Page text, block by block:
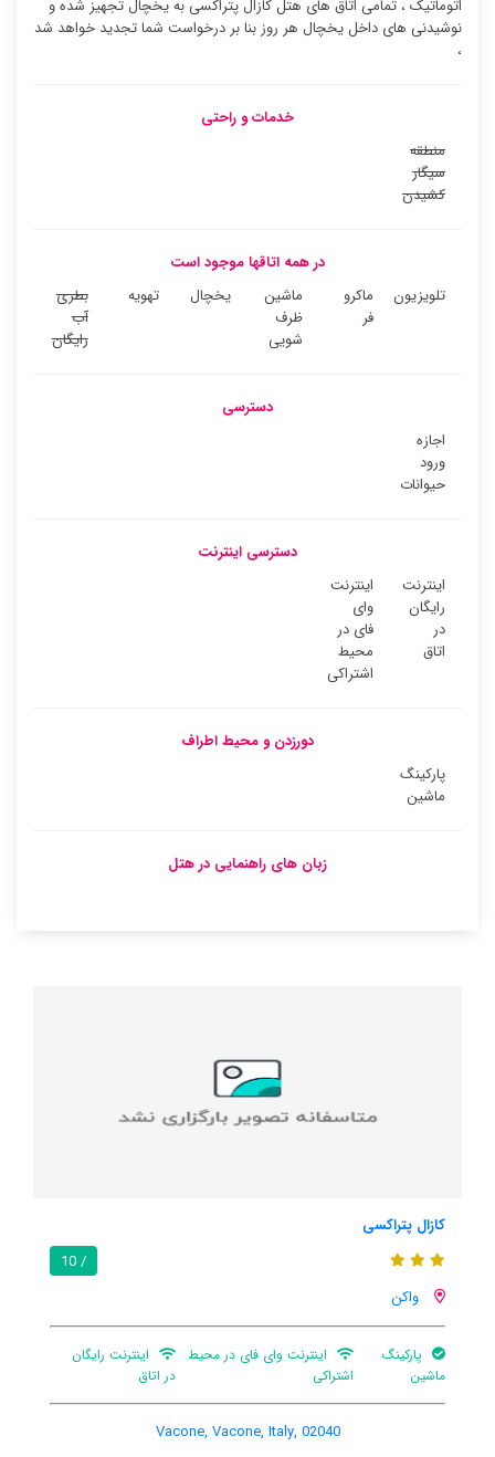
اتوماتیک ، تمامی اتاق های هتل کازال پتراکسی به یخچال تجهیز شده و
نوشیدنی های داخل یخچال هر روز بنا بر درخواست شما تجدید خواهد شد
،
خدمات و راحتی
منطقه
سیگار
کشیدن
در همه اتاقها موجود است
تلویزیون
ماکرو
فر
ماشین
ظرف
شویی
یخچال تهویه
بطری
آب
رایگان
دسترسی
اجازه
ورود
حیوانات
دسترسی اینترنت
اینترنت
رایگان
در
اتاق
اینترنت
وای
فای در
محیط
اشتراکی
دورزدن و محیط اطراف
پارکینگ
ماشین
زبان های راهنمایی در هتل
کازا واکانز ای فیری
پارکینگ ماشین
Via dei Casali 11, Vacone, Vacone, Italy, 02040